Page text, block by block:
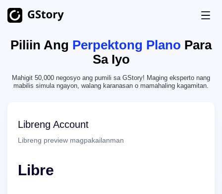
Produk
AI Tagapagbuo ng Imahe Walang Limitasyon
AI Video Generator Walang Limitasyon
Mga Toolkit ng Video
Pagpepresyo
Kasaysayan
Piliin Ang Perpektong Plano Para
Sa Iyo
Mahigit 50,000 negosyo ang pumili sa GStory! Maging eksperto nang
mabilis simula ngayon, walang karanasan o mamahaling kagamitan.
Libreng Account
Libreng preview magpakailanman
Libre